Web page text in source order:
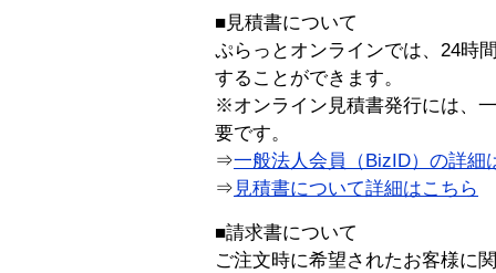
■見積書について
ぷらっとオンラインでは、24時
することができます。
※オンライン見積書発行には、
要です。
⇒一般法人会員（BizID）の詳細
⇒ 見積書について詳細はこちら
■請求書について
ご注文時に希望されたお客様に